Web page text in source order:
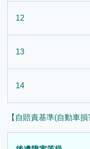
12
13
14
【自賠責基準(自動車